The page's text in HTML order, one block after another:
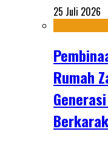
25 Juli 2026
Rumah